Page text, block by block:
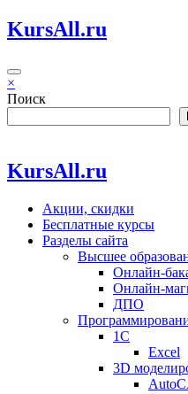
Перейти
к
KursAll.ru
×
Поиск
KursAll.ru
Акции, скидки
Бесплатные курсы
Разделы сайта
Высшее
Онлайн-
Онлайн-
ДПО
1С
Excel
3D